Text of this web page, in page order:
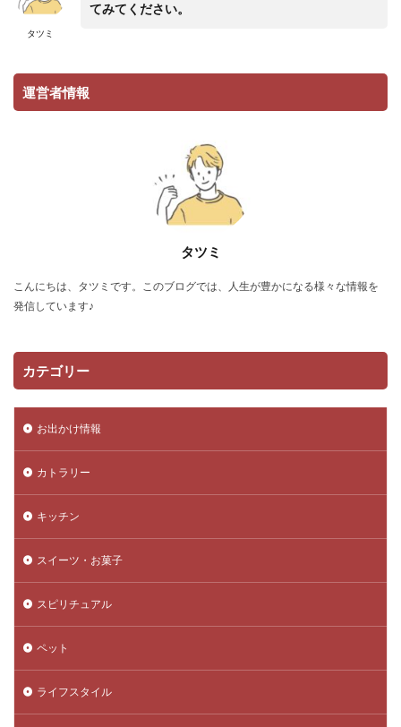
タツミ
てみてください。
運営者情報
タツミ
こんにちは、タツミです。このブログでは、人生が豊かになる様々な情報を
発信しています♪
カテゴリー
お出かけ情報
カトラリー
キッチン
スイーツ・お菓子
スピリチュアル
ペット
ライフスタイル